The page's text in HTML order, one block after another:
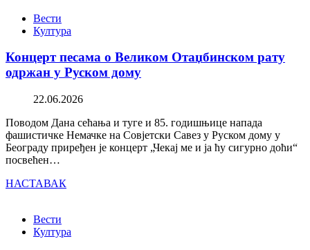
Вести
Култура
Концерт песама о Великом Отаџбинском рату
одржан у Руском дому
22.06.2026
Поводом Дана сећања и туге и 85. годишњице напада
фашистичке Немачке на Совјетски Савез у Руском дому у
Београду приређен је концерт „Чекај ме и ја ћу сигурно доћи“
посвећен…
НАСТАВАК
Вести
Култура